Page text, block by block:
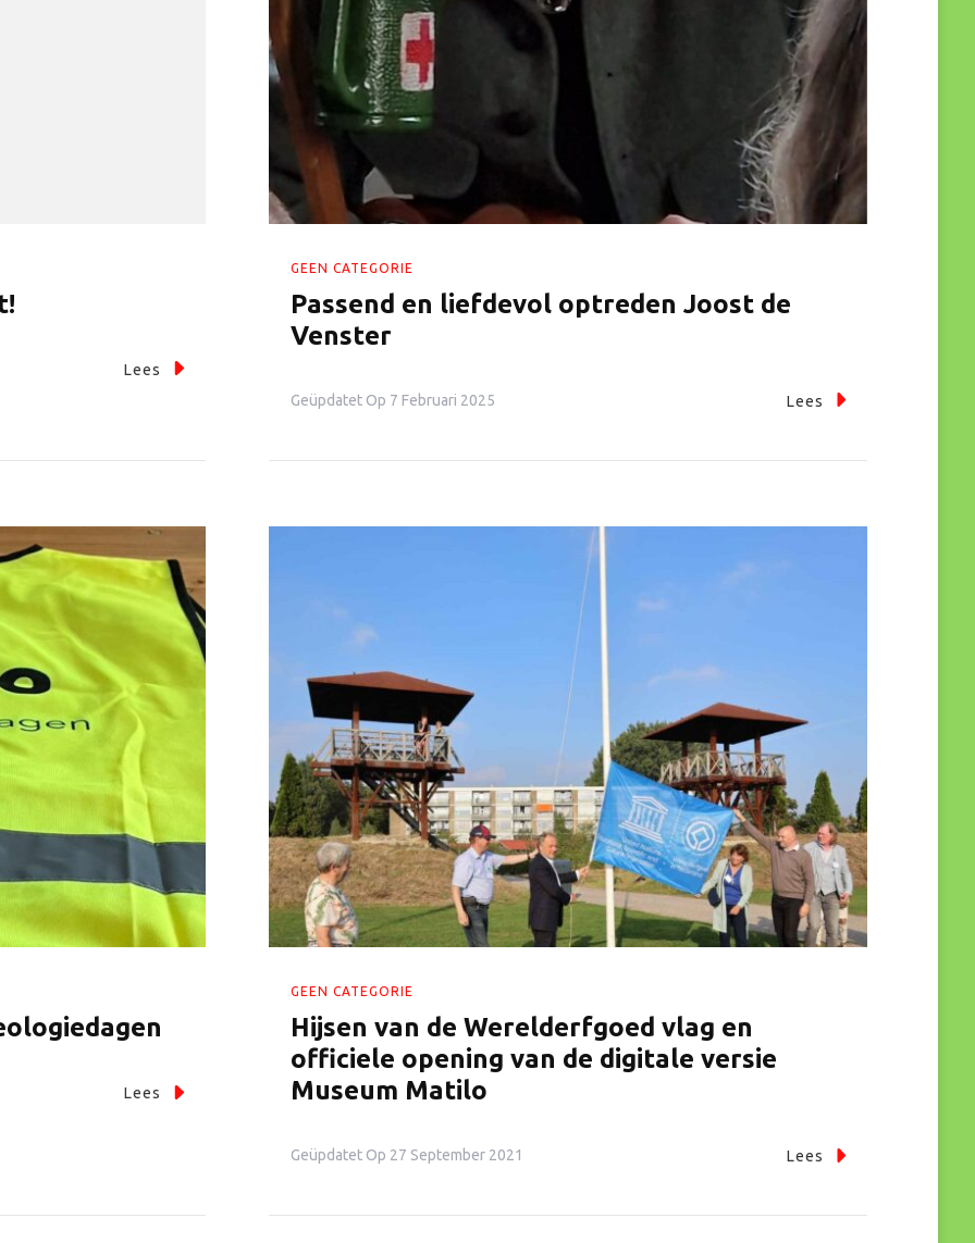
Lees
GEEN CATEGORIE
Passend en liefdevol optreden Joost de
Venster
Geüpdatet Op 7 Februari 2025 Lees
Lees
GEEN CATEGORIE
Hijsen van de Werelderfgoed vlag en
officiele opening van de digitale versie
Museum Matilo
Geüpdatet Op 27 September 2021 Lees